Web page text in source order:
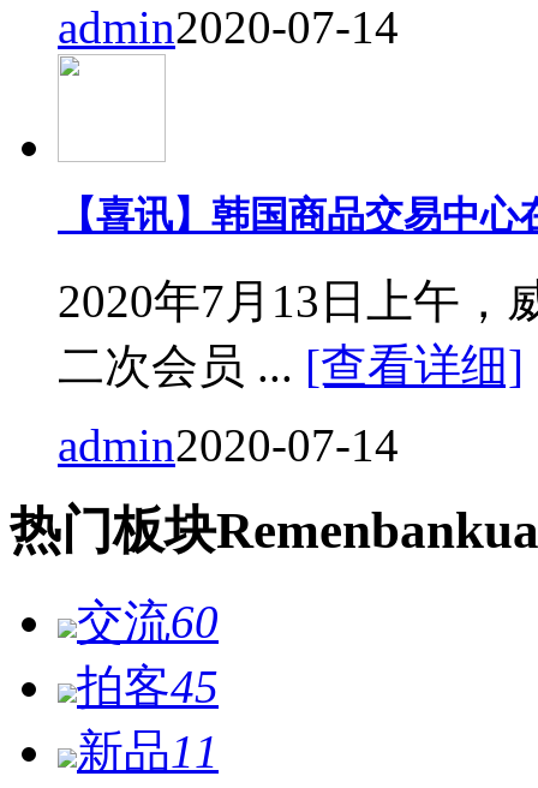
admin2020-07-14
【喜讯】韩国商品交易中
2020年7月13日上午，
二次会员 ... [查看详细]
admin2020-07-14
热门板块Remen
交流60
拍客45
新品11